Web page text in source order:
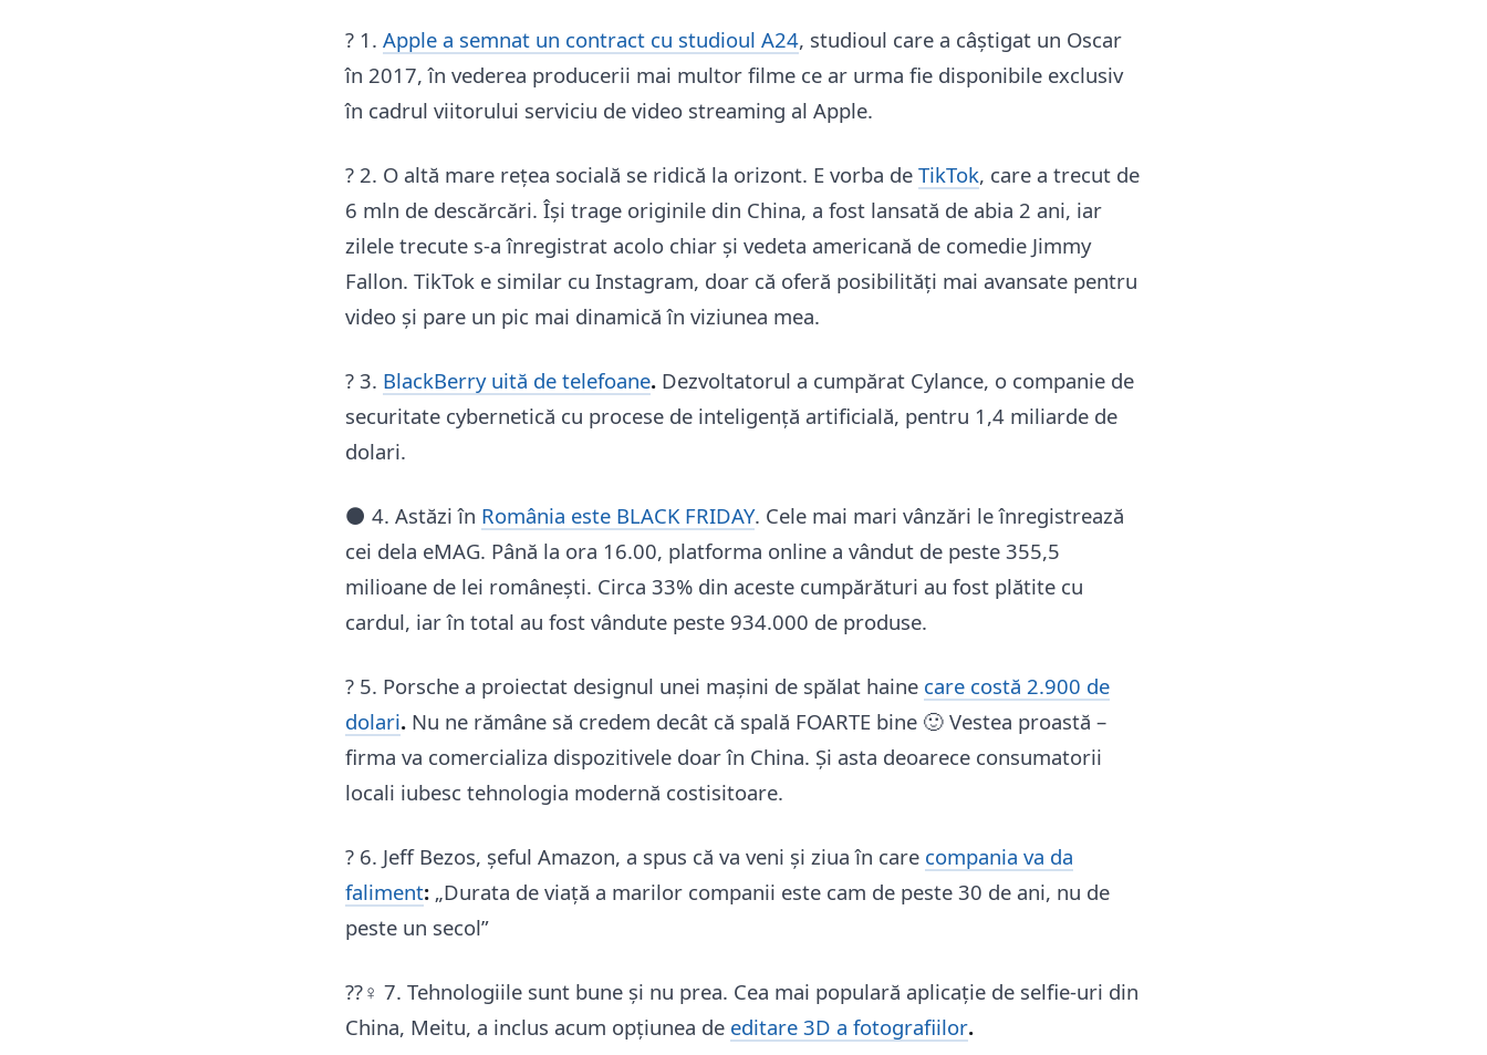
? 1. Apple a semnat un contract cu studioul A24, studioul care a câștigat un Oscar
în 2017, în vederea producerii mai multor filme ce ar urma fie disponibile exclusiv
în cadrul viitorului serviciu de video streaming al Apple.
? 2. O altă mare rețea socială se ridică la orizont. E vorba de TikTok, care a trecut de
6 mln de descărcări. Își trage originile din China, a fost lansată de abia 2 ani, iar
zilele trecute s-a înregistrat acolo chiar și vedeta americană de comedie Jimmy
Fallon. TikTok e similar cu Instagram, doar că oferă posibilități mai avansate pentru
video și pare un pic mai dinamică în viziunea mea.
? 3. BlackBerry uită de telefoane. Dezvoltatorul a cumpărat Cylance, o companie de
securitate cybernetică cu procese de inteligență artificială, pentru 1,4 miliarde de
dolari.
⚫️ 4. Astăzi în România este BLACK FRIDAY. Cele mai mari vânzări le înregistrează
cei dela eMAG. Până la ora 16.00, platforma online a vândut de peste 355,5
milioane de lei românești. Circa 33% din aceste cumpărături au fost plătite cu
cardul, iar în total au fost vândute peste 934.000 de produse.
? 5. Porsche a proiectat designul unei mașini de spălat haine care costă 2.900 de
dolari. Nu ne rămâne să credem decât că spală FOARTE bine 🙂 Vestea proastă –
firma va comercializa dispozitivele doar în China. Și asta deoarece consumatorii
locali iubesc tehnologia modernă costisitoare.
? 6. Jeff Bezos, șeful Amazon, a spus că va veni și ziua în care compania va da
faliment: „Durata de viață a marilor companii este cam de peste 30 de ani, nu de
peste un secol”
??‍♀️ 7. Tehnologiile sunt bune și nu prea. Cea mai populară aplicație de selfie-uri din
China, Meitu, a inclus acum opțiunea de editare 3D a fotografiilor.